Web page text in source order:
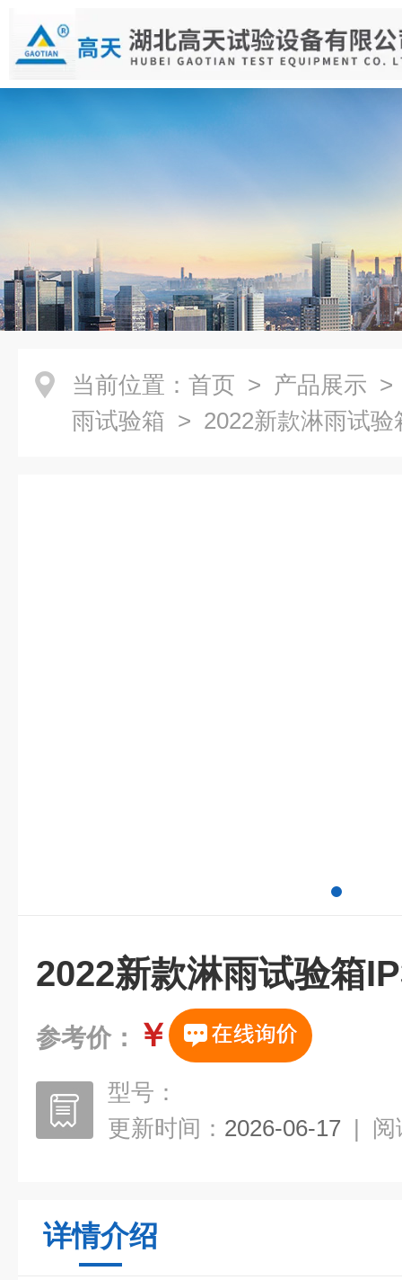
当前位置： 首页 > 产品展示
雨试验箱 > 2022新款淋雨试验
2022新款淋雨试验箱
参考价： ￥
型号：
更新时间： 2026-06-17 | 阅
详情介绍